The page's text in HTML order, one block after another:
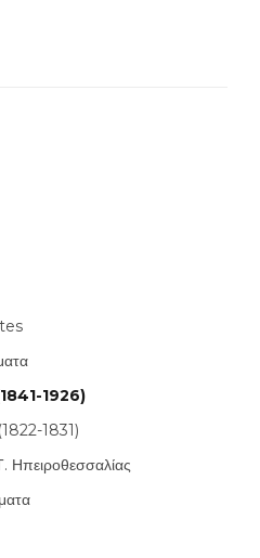
1926)
1831)
Ηπειροθεσσαλίας